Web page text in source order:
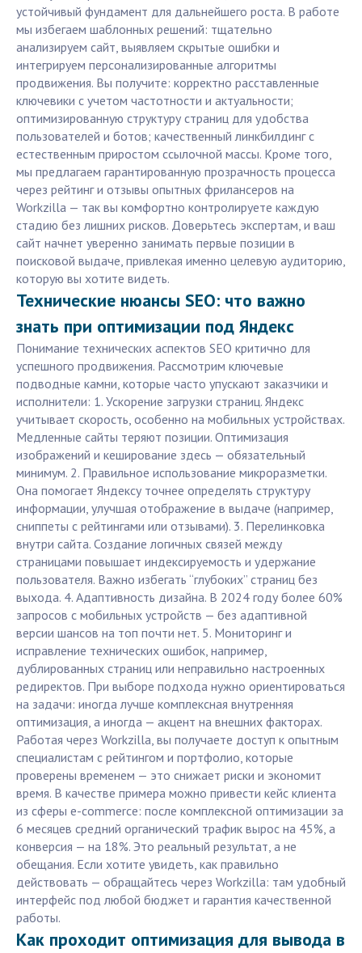
устойчивый фундамент для дальнейшего роста. В работе
мы избегаем шаблонных решений: тщательно
анализируем сайт, выявляем скрытые ошибки и
интегрируем персонализированные алгоритмы
продвижения. Вы получите: корректно расставленные
ключевики с учетом частотности и актуальности;
оптимизированную структуру страниц для удобства
пользователей и ботов; качественный линкбилдинг с
естественным приростом ссылочной массы. Кроме того,
мы предлагаем гарантированную прозрачность процесса
через рейтинг и отзывы опытных фрилансеров на
Workzilla — так вы комфортно контролируете каждую
стадию без лишних рисков. Доверьтесь экспертам, и ваш
сайт начнет уверенно занимать первые позиции в
поисковой выдаче, привлекая именно целевую аудиторию,
которую вы хотите видеть.
Технические нюансы SEO: что важно
знать при оптимизации под Яндекс
Понимание технических аспектов SEO критично для
успешного продвижения. Рассмотрим ключевые
подводные камни, которые часто упускают заказчики и
исполнители: 1. Ускорение загрузки страниц. Яндекс
учитывает скорость, особенно на мобильных устройствах.
Медленные сайты теряют позиции. Оптимизация
изображений и кеширование здесь — обязательный
минимум. 2. Правильное использование микроразметки.
Она помогает Яндексу точнее определять структуру
информации, улучшая отображение в выдаче (например,
сниппеты с рейтингами или отзывами). 3. Перелинковка
внутри сайта. Создание логичных связей между
страницами повышает индексируемость и удержание
пользователя. Важно избегать “глубоких” страниц без
выхода. 4. Адаптивность дизайна. В 2024 году более 60%
запросов с мобильных устройств — без адаптивной
версии шансов на топ почти нет. 5. Мониторинг и
исправление технических ошибок, например,
дублированных страниц или неправильно настроенных
редиректов. При выборе подхода нужно ориентироваться
на задачи: иногда лучше комплексная внутренняя
оптимизация, а иногда — акцент на внешних факторах.
Работая через Workzilla, вы получаете доступ к опытным
специалистам с рейтингом и портфолио, которые
проверены временем — это снижает риски и экономит
время. В качестве примера можно привести кейс клиента
из сферы e-commerce: после комплексной оптимизации за
6 месяцев средний органический трафик вырос на 45%, а
конверсия — на 18%. Это реальный результат, а не
обещания. Если хотите увидеть, как правильно
действовать — обращайтесь через Workzilla: там удобный
интерфейс под любой бюджет и гарантия качественной
работы.
Как проходит оптимизация для вывода в